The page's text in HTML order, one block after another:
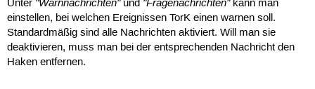
Unter "Warnnachrichten"und "Fragenachrichten"kann man
einstellen, bei welchen Ereignissen TorK einen warnen soll.
Standardmäßig sind alle Nachrichten aktiviert. Will man sie
deaktivieren, muss man bei der entsprechenden Nachricht den
Haken entfernen.